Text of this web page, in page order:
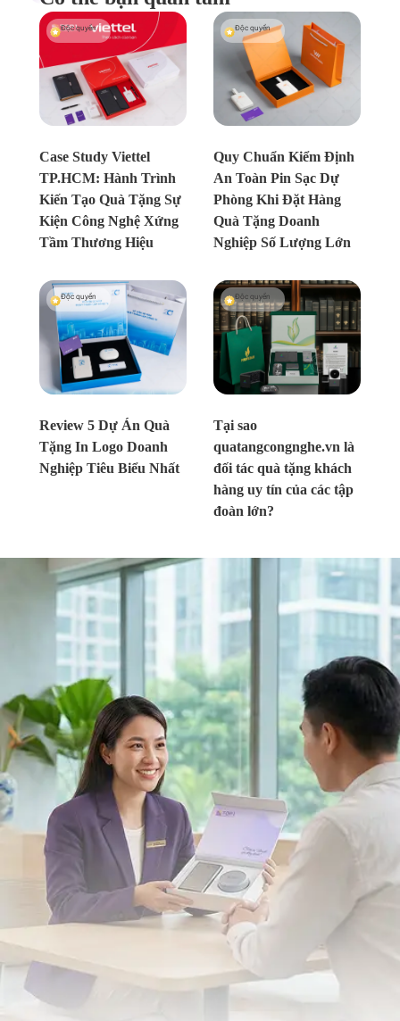
Case Study Viettel
TP.HCM: Hành Trình
Kiến Tạo Quà Tặng Sự
Kiện Công Nghệ Xứng
Tầm Thương Hiệu
Độc quyền
Quy Chuẩn Kiểm Định
An Toàn Pin Sạc Dự
Phòng Khi Đặt Hàng
Quà Tặng Doanh
Nghiệp Số Lượng Lớn
Độc quyền
Review 5 Dự Án Quà
Tặng In Logo Doanh
Nghiệp Tiêu Biểu Nhất
Độc quyền
Tại sao
quatangcongnghe.vn là
đối tác quà tặng khách
hàng uy tín của các tập
đoàn lớn?
Độc quyền